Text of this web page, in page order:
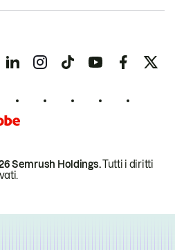
Semrush Holdings.Tutti i diritti